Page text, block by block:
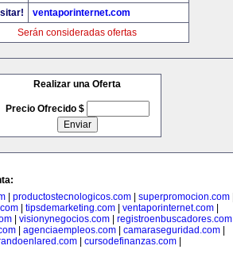
ventaporinternet.com
Serán consideradas ofertas
Realizar una Oferta
Precio Ofrecido $
| productostecnologicos.com| superpromocion.com|
tipsdemarketing.com ventaporinternet.com
visionynegocios.com registroenbuscadores.com
| agenciaempleos.com| camaraseguridad.com|
| cursodefinanzas.com|